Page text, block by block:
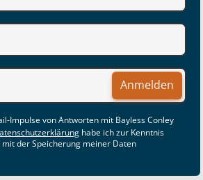
Anmelden
Impulse von Antworten mit Bayless Conley
habe ich zur Kenntnis
der Speicherung meiner Daten